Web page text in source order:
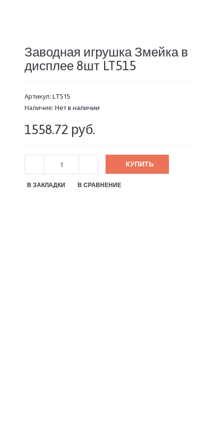
Заводная игрушка Змейка в
дисплее 8шт LT515
Артикул: LT515
Наличие: Нет в наличии
1558.72 руб.
КУПИТЬ
В ЗАКЛАДКИ В СРАВНЕНИЕ